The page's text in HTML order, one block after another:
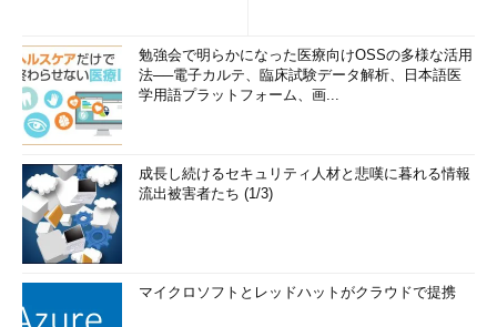
勉強会で明らかになった医療向けOSSの多様な活用
法──電子カルテ、臨床試験データ解析、日本語医
学用語プラットフォーム、画...
成長し続けるセキュリティ人材と悲嘆に暮れる情報
流出被害者たち (1/3)
マイクロソフトとレッドハットがクラウドで提携